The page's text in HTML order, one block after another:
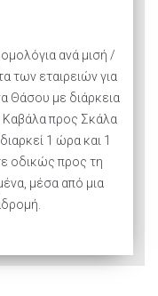
ανά μισή /
των εταιρειών για
Θάσου με διάρκεια
Καβάλα προς Σκάλα
1 ώρα και 1
οδικώς προς τη
μέσα από μια